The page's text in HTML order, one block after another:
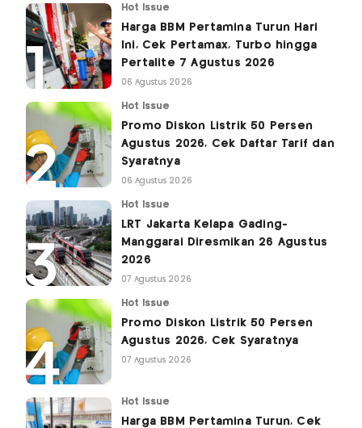
Hot Issue
Harga BBM Pertamina Turun Hari
Ini, Cek Pertamax, Turbo hingga
Pertalite 7 Agustus 2026
06 Agustus 2026
Hot Issue
Promo Diskon Listrik 50 Persen
Agustus 2026, Cek Daftar Tarif dan
Syaratnya
06 Agustus 2026
Hot Issue
LRT Jakarta Kelapa Gading-
Manggarai Diresmikan 26 Agustus
2026
07 Agustus 2026
Hot Issue
Promo Diskon Listrik 50 Persen
Agustus 2026, Cek Syaratnya
07 Agustus 2026
Hot Issue
Harga BBM Pertamina Turun, Cek